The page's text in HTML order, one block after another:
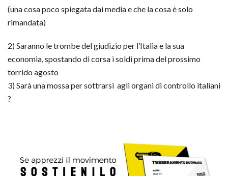
(una cosa poco spiegata dai media e che la cosa è solo
rimandata)
2) Saranno le trombe del giudizio per l’Italia e la sua
economia, spostando di corsa i soldi prima del prossimo
torrido agosto
3) Sarà una mossa per sottrarsi agli organi di controllo italiani
?